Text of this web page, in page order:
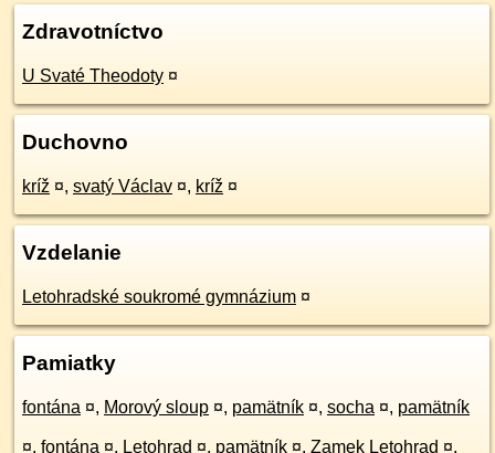
Zdravotníctvo
U Svaté Theodoty ¤
Duchovno
kríž ¤, svatý Václav ¤, kríž ¤
Vzdelanie
Letohradské soukromé gymnázium ¤
Pamiatky
fontána ¤, Morový sloup ¤, pamätník ¤, socha ¤, pamätník
¤, fontána ¤, Letohrad ¤, pamätník ¤, Zamek Letohrad ¤,